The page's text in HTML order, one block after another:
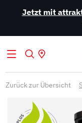
Jetzt mit
Zurück zur Übersicht